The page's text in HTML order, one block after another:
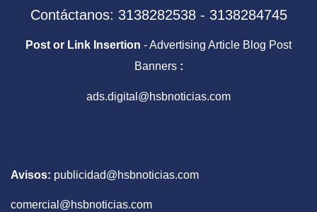
Contáctanos: 3138282538 - 3138284745
Post or Link Insertion - Advertising Article Blog Post
Banners :
ads.digital@hsbnoticias.com
Avisos: publicidad@hsbnoticias.com
comercial@hsbnoticias.com